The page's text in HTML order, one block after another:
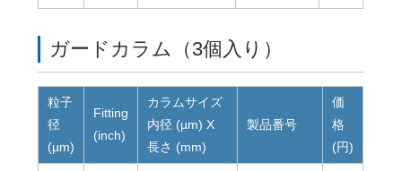
ガードカラム（3個入り）
粒子
径
(µm)
Fitting
(inch)
カラムサイズ
内径 (µm) X
長さ (mm)
製品番号
価
格
(円)